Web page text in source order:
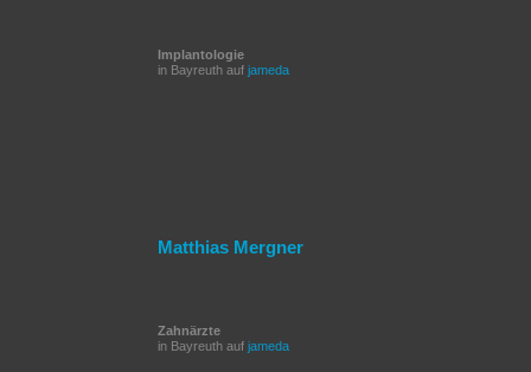
Implantologie
in Bayreuth auf jameda
Matthias Mergner
Zahnärzte
in Bayreuth auf jameda